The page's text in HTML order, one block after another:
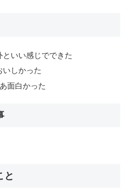
いい感じでできた
いしかった
面白かった
と